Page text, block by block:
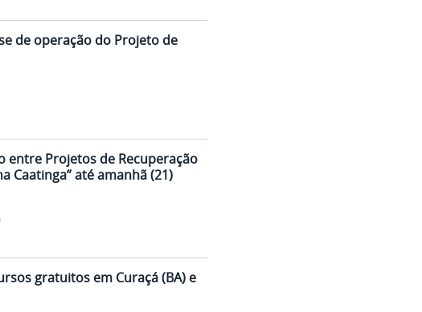
de operação do Projeto de
entre Projetos de Recuperação
Caatinga” até amanhã (21)
gratuitos em Curaçá (BA) e